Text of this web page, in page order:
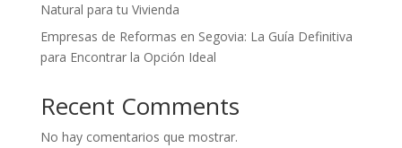
Natural para tu Vivienda
Empresas de Reformas en Segovia: La Guía Definitiva
para Encontrar la Opción Ideal
Recent Comments
No hay comentarios que mostrar.